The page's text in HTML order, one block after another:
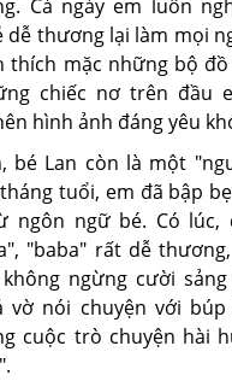
Cả ngày em luôn
dễ thương lại làm mọi
thích mặc những bộ
chiếc nơ trên đầu
hình ảnh đáng yêu
bé Lan còn là một
tuổi, em đã bập
ngôn ngữ bé. Có lúc,
"baba" rất dễ
ngừng cười
vờ nói chuyện với
cuộc trò chuyện hài